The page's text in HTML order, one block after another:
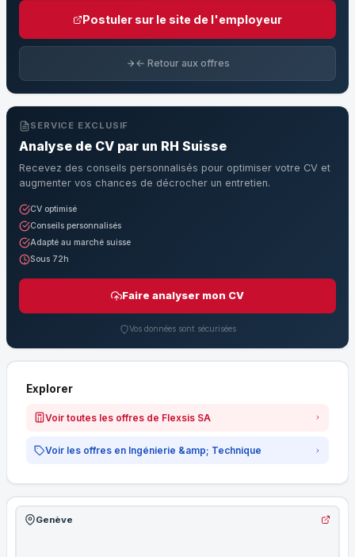
Postuler sur le site de l'employeur
← Retour aux offres
SERVICE EXCLUSIF
Analyse de CV par un RH Suisse
Recevez des conseils personnalisés pour optimiser votre CV et
augmenter vos chances de décrocher un entretien.
CV optimisé
Conseils personnalisés
Adapté au marché suisse
Sous 72h
Faire analyser mon CV
Vos données sont sécurisées
Explorer
Voir toutes les offres de Flexsis SA
Voir les offres en Ingénierie &amp; Technique
Genève